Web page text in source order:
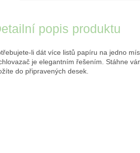
popis produktu
li dát více listů papíru na jedno
je elegantním řešením. Stáhne
do připravených desek.